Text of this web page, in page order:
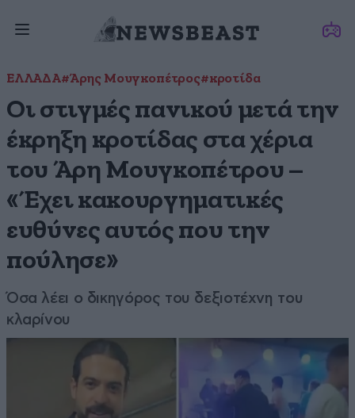
ΕΛΛΑΔΑ#Άρης Μουγκοπέτρος#κροτίδα
Οι στιγμές πανικού μετά την
έκρηξη κροτίδας στα χέρια
του Άρη Μουγκοπέτρου –
«Έχει κακουργηματικές
ευθύνες αυτός που την
πούλησε»
Όσα λέει ο δικηγόρος του δεξιοτέχνη του
κλαρίνου